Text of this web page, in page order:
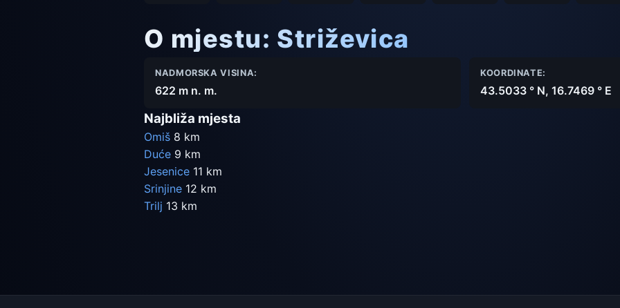
O mjestu: Striževica
NADMORSKA VISINA:
622 m n. m.
KOORDINATE:
43.5033 ° N, 16.7469 ° E
Najbliža mjesta
Omiš 8 km
Duće 9 km
Jesenice 11 km
Srinjine 12 km
Trilj 13 km